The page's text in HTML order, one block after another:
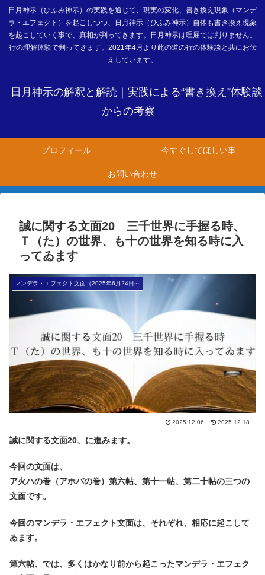
日月神示（ひふみ神示）の実践を通じて、現実の変化、書き換え現象（マンデ
ラ・エフェクト）を起こしつつ、日月神示（ひふみ神示）自体も書き換え現象
を起こしていく事で、真相が判ってきます。日月神示は理屈では判りません。
行の理解体験で判ってきます。2021年4月より此の道の行の体験談と共にお伝
えしています。
日月神示の解釈と解読｜実践による“書き換え”体験談
からの考察
プロフィール 今すぐしてほしい事
お問い合わせ
誠に関する文面20 三千世界に手握る時、
Ｔ（た）の世界、も十の世界を知る時に入
ってゐます
マンデラ・エフェクト文面（2025年6月24日～
2025.12.06 2025.12.18
誠に関する文面20、に進みます。
今回の文面は、
ア火ハの巻（アホバの巻）第六帖、第十一帖、第二十帖の三つの
文面です。
今回のマンデラ・エフェクト文面は、それぞれ、相応に起こして
ゐます。
第六帖、では、多くはかなり前から起こったマンデラ・エフェク